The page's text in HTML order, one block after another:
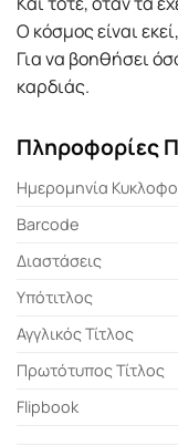
Ο κόσµος είναι
Για να βοηθήσει
καρδιάς.
Πληροφορίες
Ημερομηνία
Barcode
Διαστάσεις
Υπότιτλος
Αγγλικός Τίτλος
Πρωτότυπος Τίτλος
Flipbook